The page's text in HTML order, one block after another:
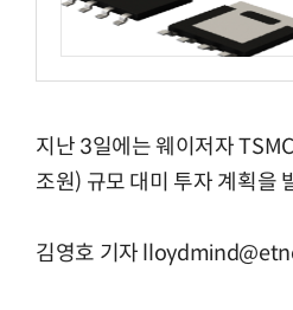
지난 3일에는 웨이저자
조원) 규모 대미 투자 계획을
김영호 기자